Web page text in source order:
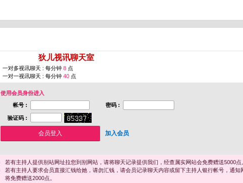
狄儿视讯聊天室
一对多视讯聊天 : 每分钟 8 点
一对一视讯聊天 : 每分钟 40 点
使用会员身份进入
帐号 :
密码 :
验证码 :
加入会员
若有主持人提供别站网址拉您到别网站，请将聊天记录提供我们，经查属实网站会免费赠送5000点
若有主持人要求会员直接汇钱给她，请勿汇钱，请会员记录聊天内容或留下主持人银行帐号，通
将免费赠送2000点。